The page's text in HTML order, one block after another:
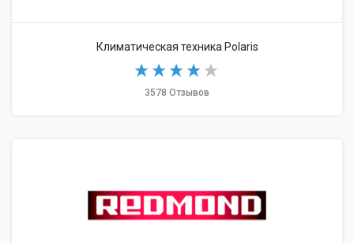
Климатическая техника Polaris
3578 Отзывов